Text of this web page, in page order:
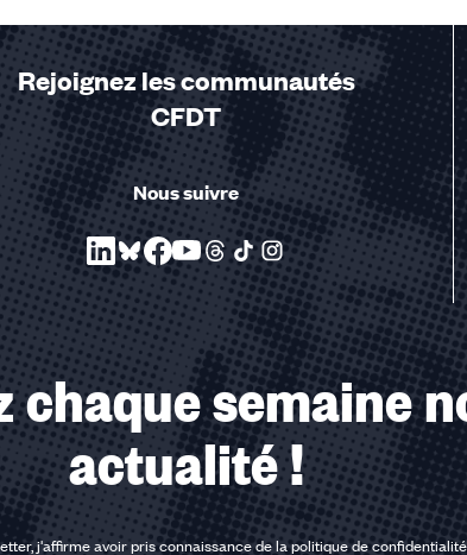
Rejoignez les communautés
CFDT
Nous suivre
chaque semaine
actualité !
j'affirme avoir pris connaissance de lapolitique de